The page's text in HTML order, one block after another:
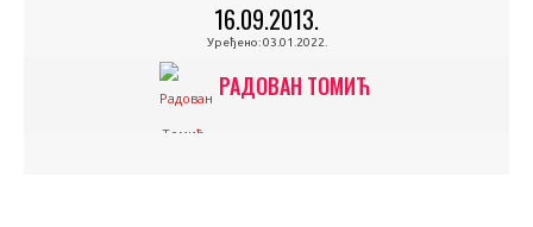
16.09.2013.
Уређено: 03.01.2022.
РАДОВАН ТОМИЋ